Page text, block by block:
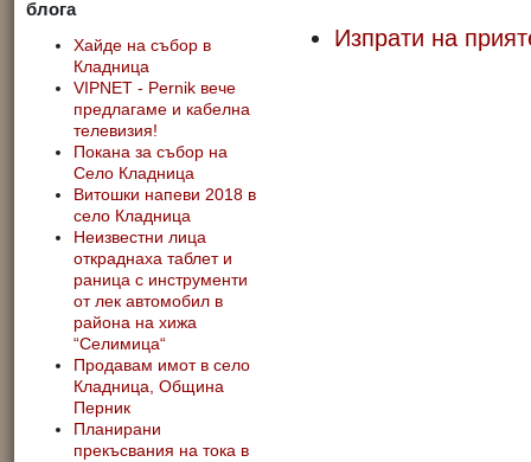
блога
Хайде на събор в
Кладница
VIPNET - Pernik вече
предлагаме и кабелна
телевизия!
Покана за събор на
Село Кладница
Витошки напеви 2018 в
село Кладница
Неизвестни лица
откраднаха таблет и
раница с инструменти
от лек автомобил в
района на хижа
“Селимица“
Продавам имот в село
Кладница, Община
Перник
Планирани
прекъсвания на тока в
Изпрати на